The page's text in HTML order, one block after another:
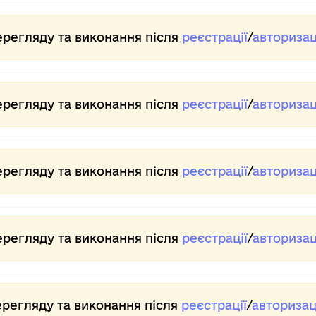
швидкості
Натисніть
для
установки
нової
швидкості.
ВНИЗ,
регулювати
гучності.
та виконання після реєстрації/
та виконання після реєстрації/
та виконання після реєстрації/
та виконання після реєстрації/
та виконання після реєстрації/